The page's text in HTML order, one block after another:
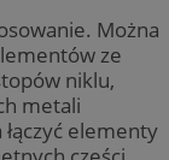
Można
ze
niklu,
metali
elementy